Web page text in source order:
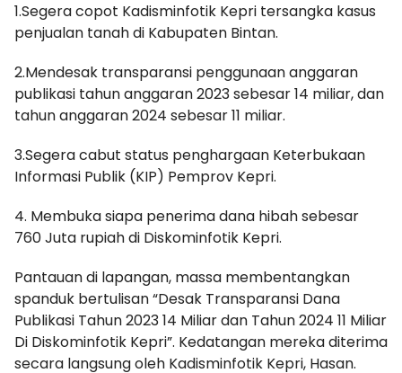
1.Segera copot Kadisminfotik Kepri tersangka kasus
penjualan tanah di Kabupaten Bintan.
2.Mendesak transparansi penggunaan anggaran
publikasi tahun anggaran 2023 sebesar 14 miliar, dan
tahun anggaran 2024 sebesar 11 miliar.
3.Segera cabut status penghargaan Keterbukaan
Informasi Publik (KIP) Pemprov Kepri.
4. Membuka siapa penerima dana hibah sebesar
760 Juta rupiah di Diskominfotik Kepri.
Pantauan di lapangan, massa membentangkan
spanduk bertulisan “Desak Transparansi Dana
Publikasi Tahun 2023 14 Miliar dan Tahun 2024 11 Miliar
Di Diskominfotik Kepri”. Kedatangan mereka diterima
secara langsung oleh Kadisminfotik Kepri, Hasan.